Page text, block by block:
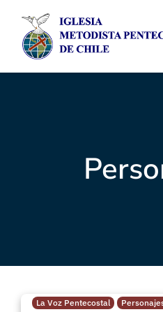
La Voz Pentecostal